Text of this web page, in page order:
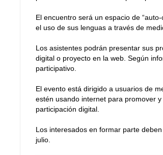
El encuentro será un espacio de
el uso de sus lenguas a través de
Los asistentes podrán presentar sus
digital o proyecto en la web. Según
participativo.
El evento está dirigido a usuarios de
estén usando internet para promover
participación digital.
Los interesados en formar parte
julio.